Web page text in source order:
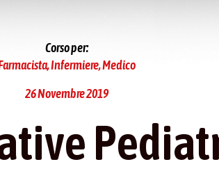
Corso per:
Infermiere, Medico
26 Novembre 2019